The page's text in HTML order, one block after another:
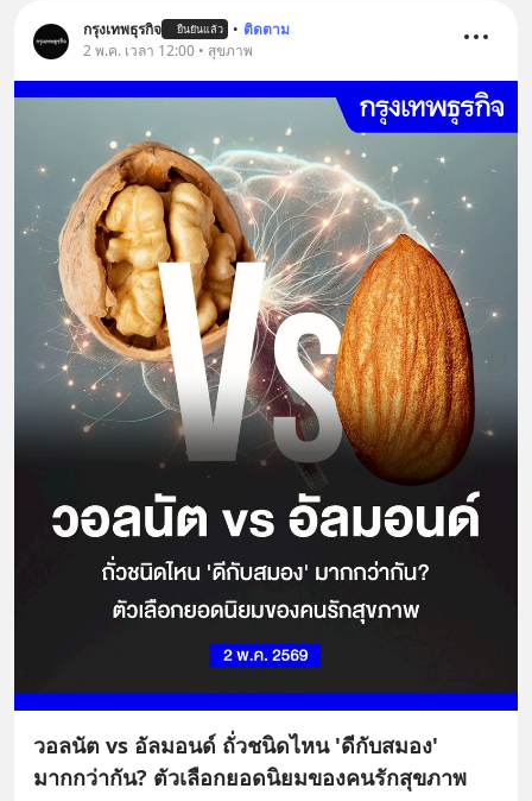
กรุงเทพธุรกิจ ยืนยันแล้ว • ติดตาม
2 พ.ค. เวลา 12:00 • สุขภาพ
วอลนัต vs อัลมอนด์ ถั่วชนิดไหน 'ดีกับสมอง'
มากกว่ากัน? ตัวเลือกยอดนิยมของคนรักสุขภาพ